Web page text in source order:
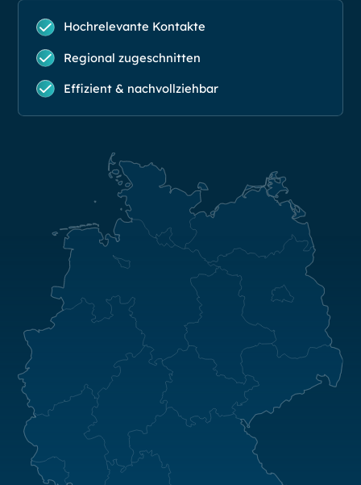
Hochrelevante Kontakte
Regional zugeschnitten
Effizient & nachvollziehbar